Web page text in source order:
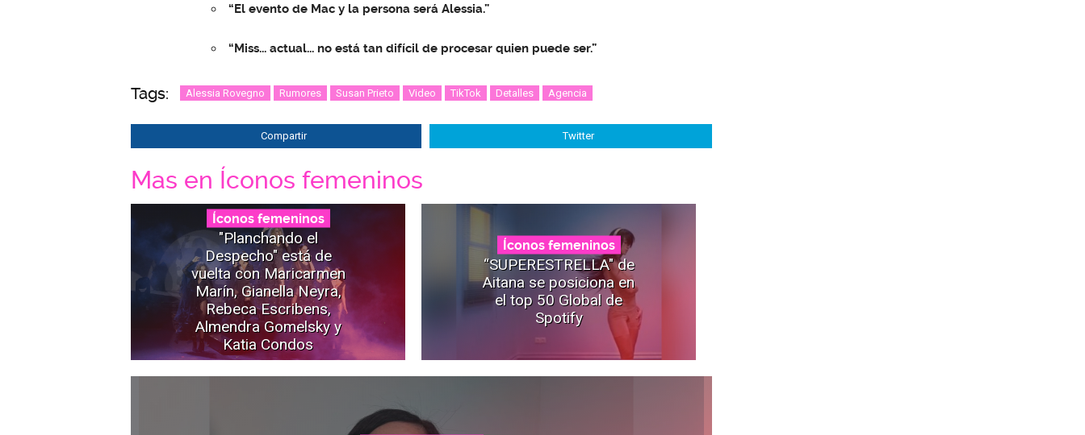
“El evento de Mac y la persona será Alessia.”
“Miss... actual... no está tan difícil de procesar quien puede ser.”
Tags: Alessia Rovegno Rumores Susan Prieto Video TikTok Detalles Agencia
Compartir Twitter
Mas en Íconos femeninos
Íconos femeninos
"Planchando el
Despecho" está de
vuelta con Maricarmen
Marín, Gianella Neyra,
Rebeca Escribens,
Almendra Gomelsky y
Katia Condos
Íconos femeninos
“SUPERESTRELLA" de
Aitana se posiciona en
el top 50 Global de
Spotify